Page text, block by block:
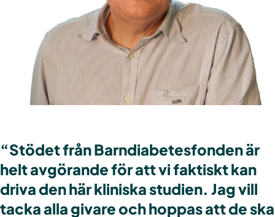
“Stödet från Barndiabetesfonden är
helt avgörande för att vi faktiskt kan
driva den här kliniska studien. Jag vill
tacka alla givare och hoppas att de ska